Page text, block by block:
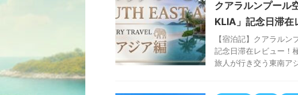
クアラルンプール
KLIA」記念日滞在
【宿泊記】クアラル
記念日滞在レビュー！
旅人が行き交う東南ア